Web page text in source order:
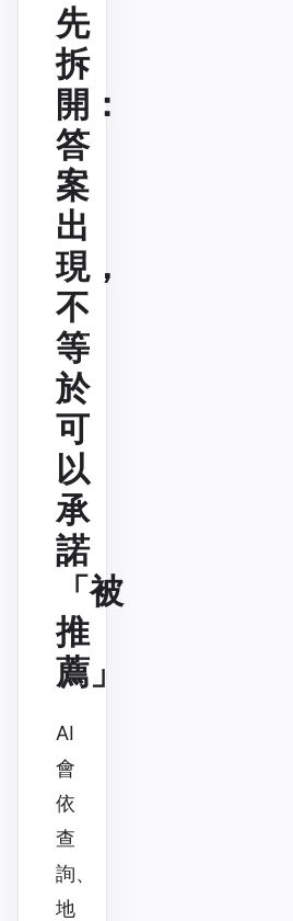
先
拆
開：
答
案
出
現，
不
等
於
可
以
承
諾
「被
推
薦」
AI
會
依
查
詢、
地